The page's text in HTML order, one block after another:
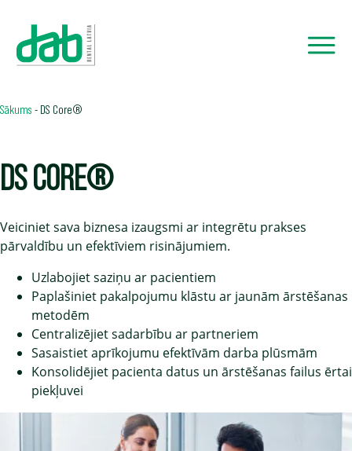
Sākums - DS Core®
DS CORE®
Veiciniet sava biznesa izaugsmi ar integrētu prakses
pārvaldību un efektīviem risinājumiem.
Uzlabojiet saziņu ar pacientiem
Paplašiniet pakalpojumu klāstu ar jaunām ārstēšanas
metodēm
Centralizējiet sadarbību ar partneriem
Sasaistiet aprīkojumu efektīvām darba plūsmām
Konsolidējiet pacienta datus un ārstēšanas failus ērtai
piekļuvei